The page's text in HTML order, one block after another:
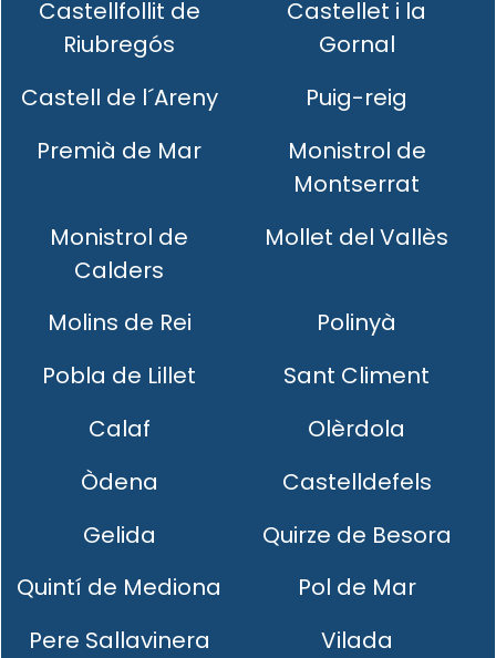
Castellfollit de
Riubregós
Castellet i la
Gornal
Castell de l´Areny
Puig-reig
Premià de Mar
Monistrol de
Montserrat
Monistrol de
Calders
Mollet del Vallès
Molins de Rei
Polinyà
Pobla de Lillet
Sant Climent
Calaf
Olèrdola
Òdena
Castelldefels
Gelida
Quirze de Besora
Quintí de Mediona
Pol de Mar
Pere Sallavinera
Vilada